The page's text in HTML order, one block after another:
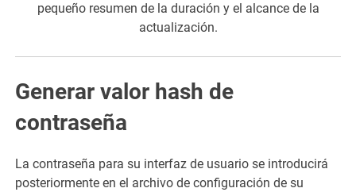
pequeño resumen de la duración y el alcance de la
actualización.
Generar valor hash de
contraseña
La contraseña para su interfaz de usuario se introducirá
posteriormente en el archivo de configuración de su